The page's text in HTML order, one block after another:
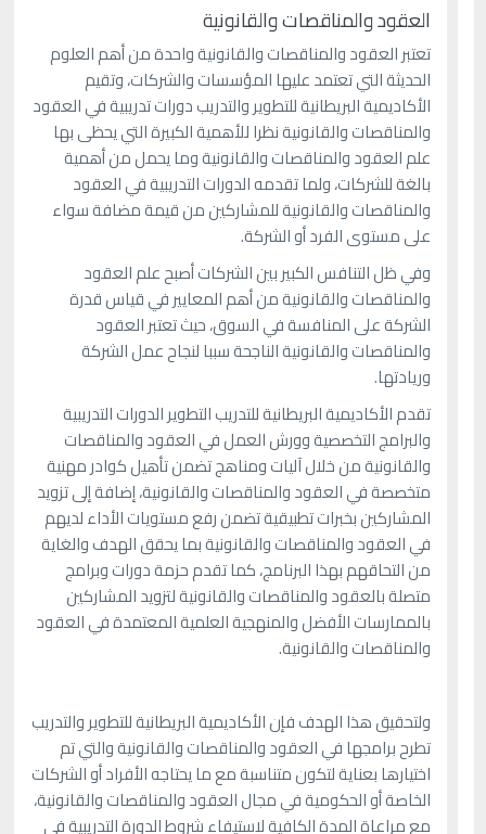
العقود والمناقصات والقانونية
تعتبر العقود والمناقصات والقانونية واحدة من أهم العلوم
الحديثة التي تعتمد عليها المؤسسات والشركات، وتقيم
الأكاديمية البريطانية للتطوير والتدريب دورات تدريبية في العقود
والمناقصات والقانونية نظرا للأهمية الكبيرة التي يحظى بها
علم العقود والمناقصات والقانونية وما يحمل من أهمية
بالغة للشركات، ولما تقدمه الدورات التدريبية في العقود
والمناقصات والقانونية للمشاركين من قيمة مضافة سواء
على مستوى الفرد أو الشركة.
وفي ظل التنافس الكبير بين الشركات أصبح علم العقود
والمناقصات والقانونية من أهم المعايير في قياس قدرة
الشركة على المنافسة في السوق، حيث تعتبر العقود
والمناقصات والقانونية الناجحة سببا لنجاح عمل الشركة
وريادتها.
تقدم الأكاديمية البريطانية للتدريب التطوير الدورات التدريبية
والبرامج التخصصية وورش العمل في العقود والمناقصات
والقانونية من خلال آليات ومناهج تضمن تأهيل كوادر مهنية
متخصصة في العقود والمناقصات والقانونية، إضافة إلى تزويد
المشاركين بخبرات تطبيقية تضمن رفع مستويات الأداء لديهم
في العقود والمناقصات والقانونية بما يحقق الهدف والغاية
من التحاقهم بهذا البرنامج، كما تقدم حزمة دورات وبرامج
متصلة بالعقود والمناقصات والقانونية لتزويد المشاركين
بالممارسات الأفضل والمنهجية العلمية المعتمدة في العقود
والمناقصات والقانونية.
ولتحقيق هذا الهدف فإن الأكاديمية البريطانية للتطوير والتدريب
تطرح برامجها في العقود والمناقصات والقانونية والتي تم
اختيارها بعناية لتكون متناسبة مع ما يحتاجه الأفراد أو الشركات
الخاصة أو الحكومية في مجال العقود والمناقصات والقانونية،
مع مراعاة المدة الكافية لاستيفاء شروط الدورة التدريبية في